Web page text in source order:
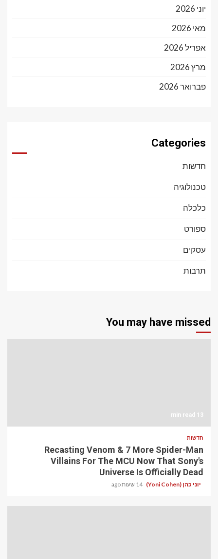
יוני 2026
מאי 2026
אפריל 2026
מרץ 2026
פברואר 2026
Categories
חדשות
טכנולוגיה
כלכלה
ספורט
עסקים
תרבות
You may have missed
13 min read
חדשות
Recasting Venom & 7 More Spider-Man
Villains For The MCU Now That Sony's
Universe Is Officially Dead
יוני כהן (Yoni Cohen) 14 שעות ago